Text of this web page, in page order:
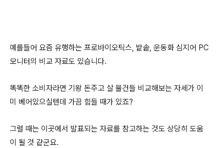
예를들어 요즘 유행하는 프로바이오틱스, 밭솥, 운동화 심지어 PC
모니터의 비교 자료도 있습니다.
똑똑한 소비자라면 기왕 돈주고 살 물건들 비교해보는 자세가 이
미 베어있으실텐데 가끔 힘들 때가 있죠?
그럴 때는 이곳에서 발표되는 자료를 참고하는 것도 상당히 도움
이 될 것 같군요.